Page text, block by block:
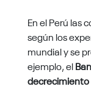
En el Perú las
según los
mundial y se
ejemplo, el
decrecimiento